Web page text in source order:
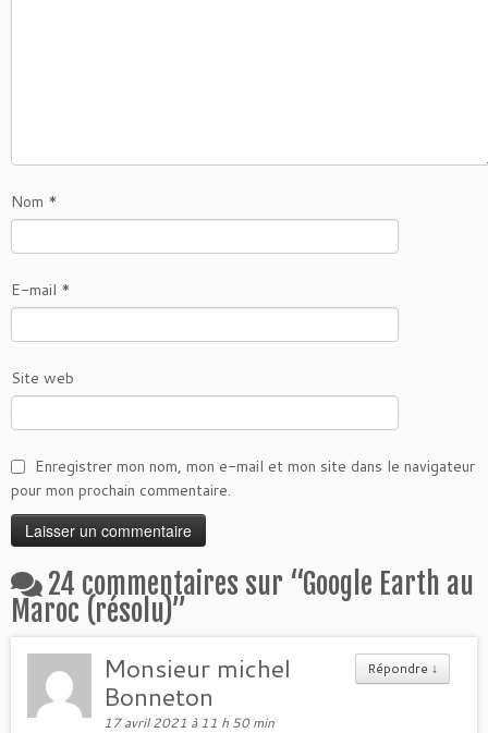
Nom *
E-mail *
Site web
Enregistrer mon nom, mon e-mail et mon site dans le navigateur
pour mon prochain commentaire.
24 commentaires sur “Google Earth au
Maroc (résolu)”
Répondre ↓
Monsieur michel
Bonneton
17 avril 2021 à 11 h 50 min